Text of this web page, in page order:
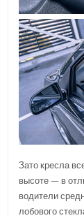
Зато кресла
высоте — в
водители
лобового